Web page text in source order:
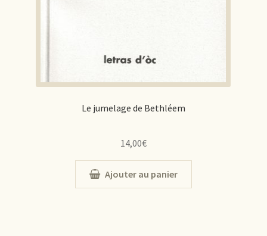
Le jumelage de Bethléem
14,00€
Ajouter au panier